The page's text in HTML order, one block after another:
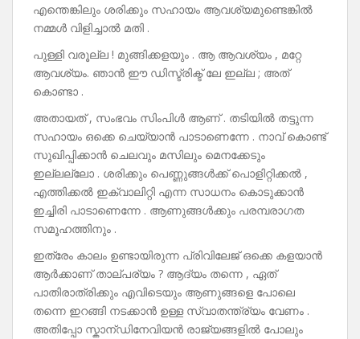
എന്തെങ്കിലും ശരിക്കും സഹായം ആവശ്യമുണ്ടെങ്കിൽ
നമ്മൾ വിളിച്ചാൽ മതി .
പുള്ളി വരൂല്ല ! മുങ്ങിക്കളയും . ആ ആവശ്യം , മറ്റേ
ആവശ്യം. ഞാൻ ഈ ഡിസ്ട്രിക്ട് ലേ ഇല്ല ; അത്
കൊണ്ടാ .
അതായത് , സംഭവം സിംപിൾ ആണ് . തടിയിൽ തട്ടുന്ന
സഹായം ഒക്കെ ചെയ്യാൻ പാടാണെന്നേ . നാവ് കൊണ്ട്
സുഖിപ്പിക്കാൻ ചെലവും മസിലും മെനക്കേടും
ഇല്ലല്ലോ . ശരിക്കും പെണ്ണുങ്ങൾക്ക് പൊളിറ്റിക്കൽ ,
എത്തിക്കൽ ഇക്വാലിറ്റി എന്ന സാധനം കൊടുക്കാൻ
ഇച്ചിരി പാടാണെന്നേ . ആണുങ്ങൾക്കും പരമ്പരാഗത
സമൂഹത്തിനും .
ഇത്രേം കാലം ഉണ്ടായിരുന്ന പ്രിവിലേജ് ഒക്കെ കളയാൻ
ആർക്കാണ് താല്പര്യം ? ആദ്യം തന്നെ , ഏത്
പാതിരാത്രിക്കും എവിടെയും ആണുങ്ങളെ പോലെ
തന്നെ ഇറങ്ങി നടക്കാൻ ഉള്ള സ്വാതന്ത്ര്യം വേണം .
അതിപ്പോ സ്കാന്ഡിനേവിയൻ രാജ്യങ്ങളിൽ പോലും